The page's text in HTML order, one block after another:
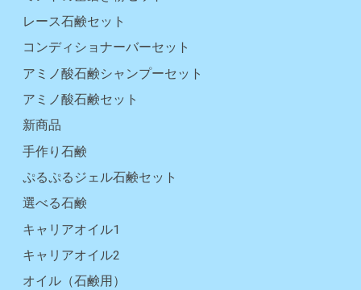
レース石鹸セット
コンディショナーバーセット
アミノ酸石鹸シャンプーセット
アミノ酸石鹸セット
新商品
手作り石鹸
ぷるぷるジェル石鹸セット
選べる石鹸
キャリアオイル1
キャリアオイル2
オイル（石鹸用）